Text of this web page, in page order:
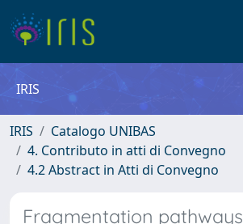
IRIS
IRIS
Catalogo UNIBAS
4. Contributo in atti di Convegno
4.2 Abstract in Atti di Convegno
Fragmentation